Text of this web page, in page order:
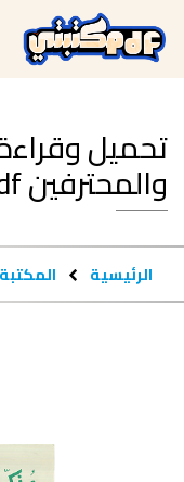
تحميل
والمحترفين pdf مجاناً
الرئيسية المكتبة